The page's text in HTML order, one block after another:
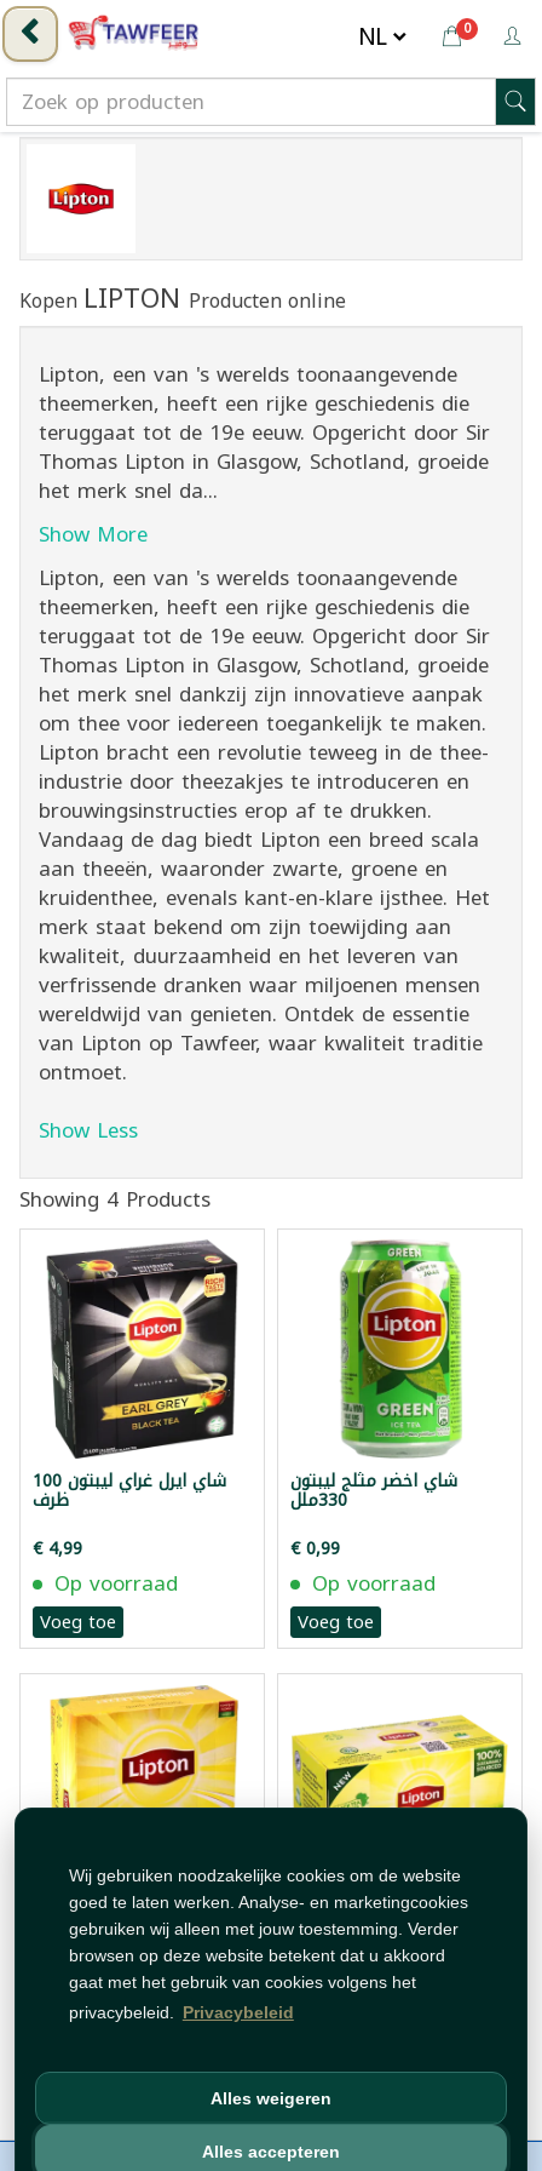
Wij gebruiken noodzakelijke cookies om de website
goed te laten werken. Analyse- en marketingcookies
gebruiken wij alleen met jouw toestemming. Verder
browsen op deze website betekent dat u akkoord
gaat met het gebruik van cookies volgens het
privacybeleid. Privacybeleid
Alles weigeren
Alles accepteren
0
Kopen LIPTON Producten online
Lipton, een van 's werelds toonaangevende
theemerken, heeft een rijke geschiedenis die
teruggaat tot de 19e eeuw. Opgericht door Sir
Thomas Lipton in Glasgow, Schotland, groeide
het merk snel da...
Show More
Lipton, een van 's werelds toonaangevende
theemerken, heeft een rijke geschiedenis die
teruggaat tot de 19e eeuw. Opgericht door Sir
Thomas Lipton in Glasgow, Schotland, groeide
het merk snel dankzij zijn innovatieve aanpak
om thee voor iedereen toegankelijk te maken.
Lipton bracht een revolutie teweeg in de thee-
industrie door theezakjes te introduceren en
brouwingsinstructies erop af te drukken.
Vandaag de dag biedt Lipton een breed scala
aan theeën, waaronder zwarte, groene en
kruidenthee, evenals kant-en-klare ijsthee. Het
merk staat bekend om zijn toewijding aan
kwaliteit, duurzaamheid en het leveren van
verfrissende dranken waar miljoenen mensen
wereldwijd van genieten. Ontdek de essentie
van Lipton op Tawfeer, waar kwaliteit traditie
ontmoet.
Show Less
Showing 4 Products
شاي ايرل غراي ليبتون 100
ظرف
€ 4,99
Op voorraad
Voeg toe
شاي اخضر مثلج ليبتون
330ملل
€ 0,99
Op voorraad
Voeg toe
شاي ليبتون 100 ظرف
€ 4,95
Op voorraad
Voeg toe
شاي ليبتون 20 ظرف
€ 1,99
Voeg toe
Contact Beleid